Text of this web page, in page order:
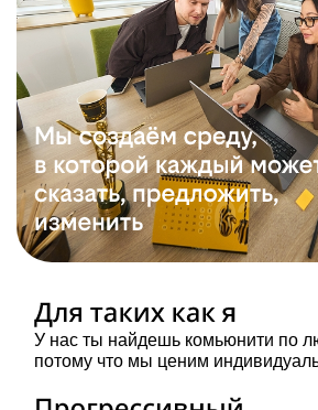
У нас ты найдешь комьюнити по
потому что мы ценим